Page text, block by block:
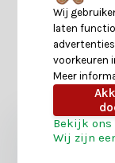
Heb je nog
Wij
laten
voorkeuren
Meer
Bekijk
Wij zijn